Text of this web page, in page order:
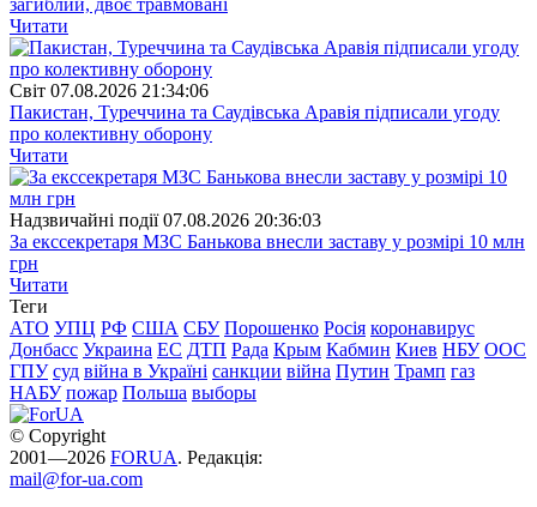
Читати
Свiт 07.08.2026 21:34:06
Пакистан, Туреччина та Саудівська Аравія підписали угоду
про колективну оборону
Читати
Надзвичайні події 07.08.2026 20:36:03
За екссекретаря МЗС Банькова внесли заставу у розмірі 10 млн
грн
Читати
Теги
АТО УПЦ РФ США СБУ Порошенко Росія коронавирус
Донбасс Украина ЕС ДТП Рада Крым Кабмин Киев НБУ ООС
ГПУ суд війна в Україні санкции війна Путин Трамп газ
НАБУ пожар Польша выборы
© Copyright
2001—2026 FORUA. Редакція:
mail@for-ua.com